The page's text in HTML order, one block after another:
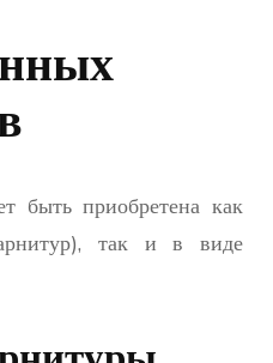
быть приобретена как
так и в виде